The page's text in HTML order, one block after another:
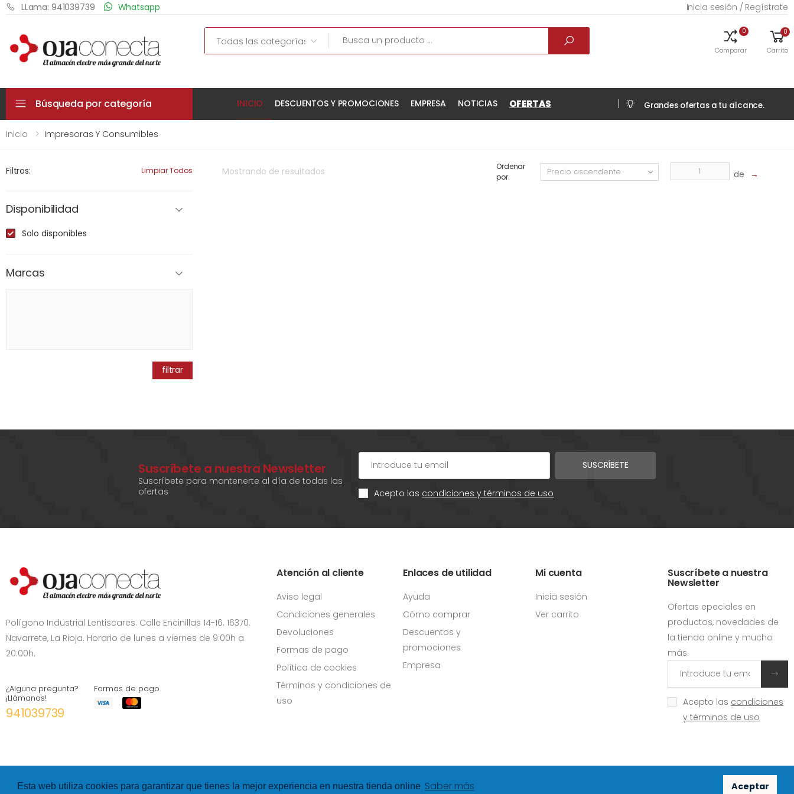
Esta web utiliza cookies para garantizar que tienes la mejor experiencia en nuestra tienda online Saber más Aceptar
LLama: 941039739 Whatsapp Inicia sesión / Regístrate
Search 0
Comparar
0
Carrito
Búsqueda por categoría INICIO DESCUENTOS Y PROMOCIONES EMPRESA NOTICIAS OFERTAS Grandes ofertas a tu alcance.
Inicio Impresoras Y Consumibles
Mostrando de resultados
Ordenar
por:
de →
Filtros: Limpiar Todos
Disponibilidad
Solo disponibles
Marcas
filtrar
Suscríbete a nuestra Newsletter
Suscríbete para mantenerte al día de todas las
ofertas
SUSCRÍBETE
Acepto las condiciones y términos de uso
Polígono Industrial Lentiscares. Calle Encinillas 14-16. 16370.
Navarrete, La Rioja. Horario de lunes a viernes de 9:00h a
20:00h.
¿Alguna pregunta?
¡Llámanos!
941039739
Formas de pago
Atención al cliente
Aviso legal
Condiciones generales
Devoluciones
Formas de pago
Política de cookies
Términos y condiciones de
uso
Enlaces de utilidad
Ayuda
Cómo comprar
Descuentos y
promociones
Empresa
Mi cuenta
Inicia sesión
Ver carrito
Suscríbete a nuestra
Newsletter
Ofertas epeciales en
productos, novedades de
la tienda online y mucho
más.
Acepto las condiciones
y términos de uso
Hexer- All rights Reserved